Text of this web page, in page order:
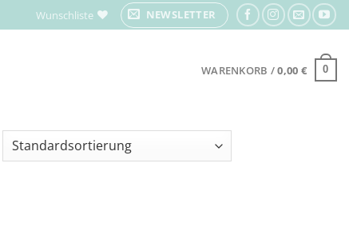
Wunschliste NEWSLETTER
WARENKORB /0,00 € 0